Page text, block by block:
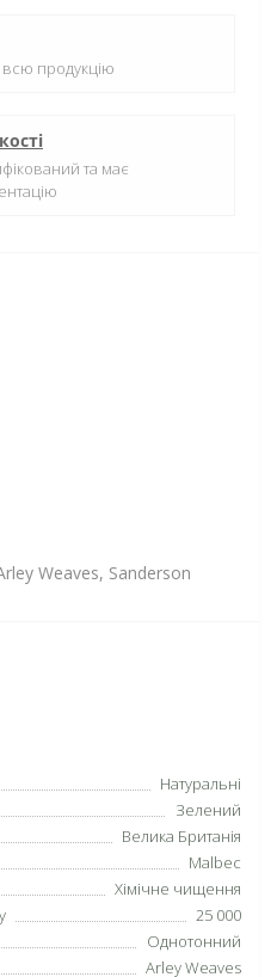
всю продукцію
та має
Weaves, Sanderson
Натуральні
Зелений
Велика Британія
Malbec
Хімічне чищення
25 000
Однотонний
Arley Weaves